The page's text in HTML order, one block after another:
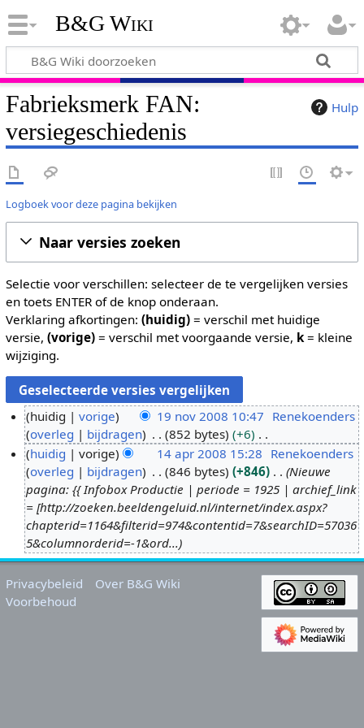
B&G Wiki
Hulp
Fabrieksmerk FAN:
versiegeschiedenis
Logboek voor deze pagina bekijken
Naar versies zoeken
Selectie voor verschillen: selecteer de te vergelijken versies
en toets ENTER of de knop onderaan.
Verklaring afkortingen: (huidig)= verschil met huidige
versie, (vorige)= verschil met voorgaande versie, k= kleine
wijziging.
9
0
8
huidig vorige 19 nov 2008 10:47 Renekoenders
overleg
bijdragen 852 bytes
+6
G
e
e
n
b
e
w
2
0
0
huidig vorige 14 apr 2008 15:28 Renekoenders
overleg
bijdragen 846 bytes +846
Nieuwe
pagina: {{ Infobox Productie | periode = 1925 | archief_link
= [http://zoeken.beeldengeluid.nl/internet/index.aspx?
chapterid=1164&filterid=974&contentid=7&searchID=57036
5&columnorderid=-1&ord...
Privacybeleid
Over B&G Wiki
Voorbehoud